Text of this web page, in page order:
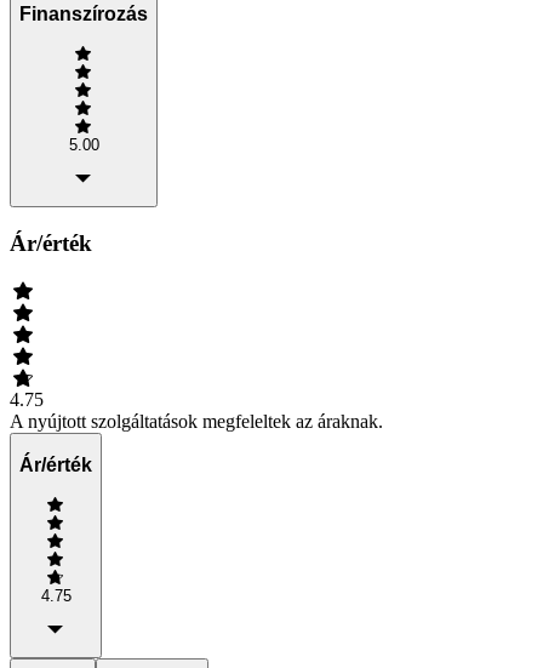
Finanszírozás
5.00
Ár/érték
4.75
A nyújtott szolgáltatások megfeleltek az áraknak.
Ár/érték
4.75